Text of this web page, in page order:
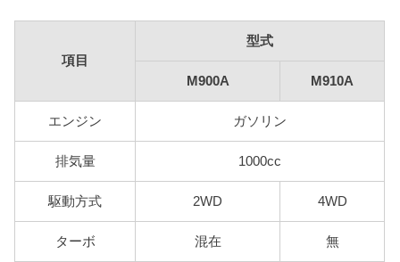
項目
型式
M900A M910A
エンジン ガソリン
排気量 1000cc
駆動方式 2WD 4WD
ターボ 混在 無